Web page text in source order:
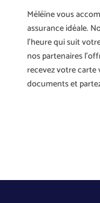
Méléïne vous
assurance idéale.
l’heure qui suit
nos partenaires
recevez votre carte
documents et